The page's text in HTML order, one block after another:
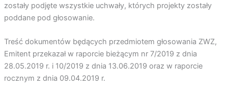
zostały podjęte wszystkie uchwały, których projekty zostały
poddane pod głosowanie.
Treść dokumentów będących przedmiotem głosowania ZWZ,
Emitent przekazał w raporcie bieżącym nr 7/2019 z dnia
28.05.2019 r. i 10/2019 z dnia 13.06.2019 oraz w raporcie
rocznym z dnia 09.04.2019 r.